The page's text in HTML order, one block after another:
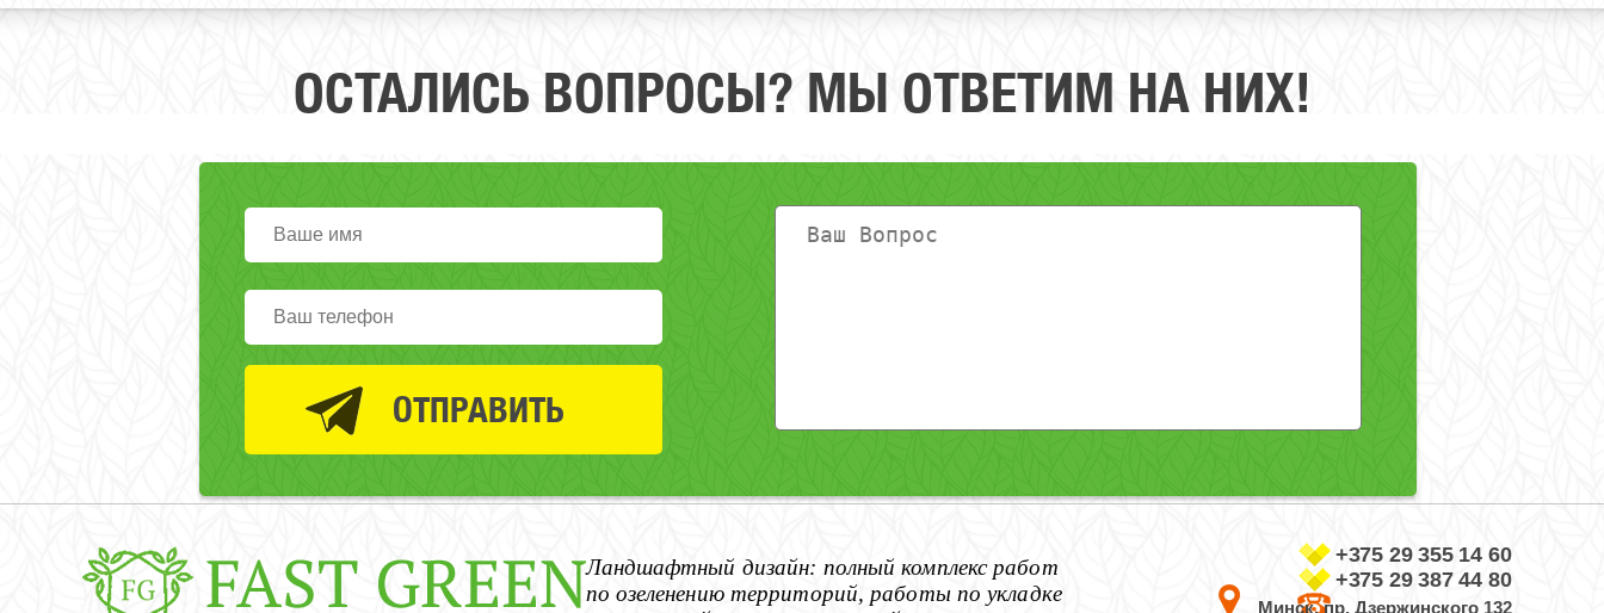
ОСТАЛИСЬ ВОПРОСЫ? МЫ ОТВЕТИМ НА НИХ!
Ландшафтный дизайн: полный комплекс работ
по озеленению территорий, работы по укладке
+375 29 355 14 60
+375 29 387 44 80
Минск, пр. Дзержинского 132